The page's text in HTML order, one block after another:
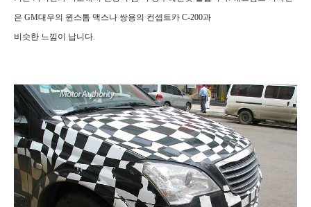
은 GM대우의 윈스톰 맥스나 쌍용의 컨셉트카 C-200과
비슷한 느낌이 납니다.